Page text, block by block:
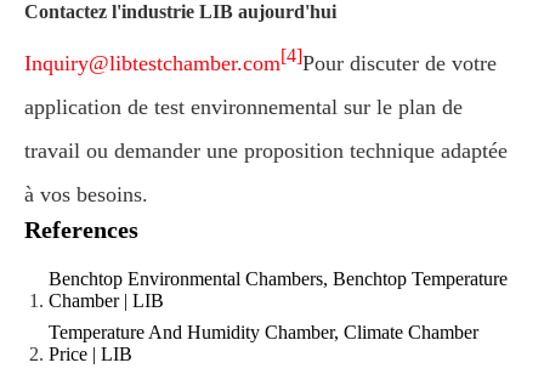
Contactez l'industrie LIB aujourd'hui
Inquiry@libtestchamber.com[4]Pour discuter de votre
application de test environnemental sur le plan de
travail ou demander une proposition technique adaptée
à vos besoins.
References
Benchtop Environmental Chambers, Benchtop Temperature
Chamber | LIB
Temperature And Humidity Chamber, Climate Chamber
Price | LIB